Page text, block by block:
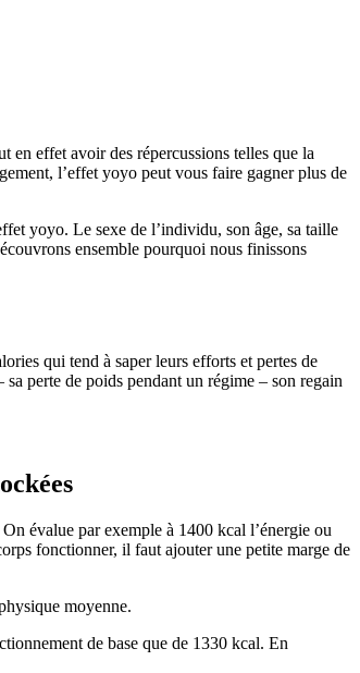
en effet avoir des répercussions telles que la
l’effet yoyo peut vous faire gagner plus de
yoyo. Le sexe de l’individu, son âge, sa taille
ensemble pourquoi nous finissons
qui tend à saper leurs efforts et pertes de
perte de poids pendant un régime – son regain
évalue par exemple à 1400 kcal l’énergie ou
fonctionner, il faut ajouter une petite marge de
moyenne.
de base que de 1330 kcal. En